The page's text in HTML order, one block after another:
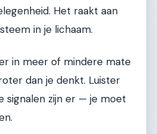
Het raakt aan
in je lichaam.
in meer of mindere mate
dan je denkt. Luister
signalen zijn er — je moet